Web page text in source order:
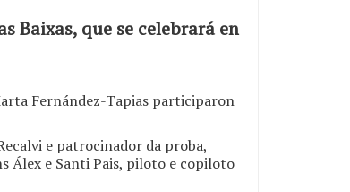
Baixas, que se celebrará en
Fernández-Tapias participaron
e patrocinador da proba,
Álex e Santi Pais, piloto e copiloto